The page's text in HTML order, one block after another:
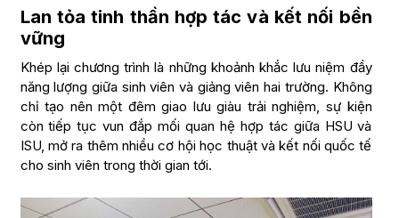
Lan tỏa tinh thần hợp tác và kết nối bền
vững
Khép lại chương trình là những khoảnh khắc lưu niệm đầy
năng lượng giữa sinh viên và giảng viên hai trường. Không
chỉ tạo nên một đêm giao lưu giàu trải nghiệm, sự kiện
còn tiếp tục vun đắp mối quan hệ hợp tác giữa HSU và
ISU, mở ra thêm nhiều cơ hội học thuật và kết nối quốc tế
cho sinh viên trong thời gian tới.